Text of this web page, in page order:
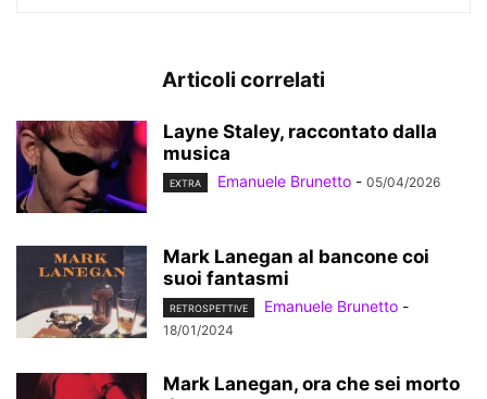
Articoli correlati
Layne Staley, raccontato dalla
musica
EXTRA Emanuele Brunetto - 05/04/2026
Mark Lanegan al bancone coi
suoi fantasmi
RETROSPETTIVE Emanuele Brunetto -
18/01/2024
Mark Lanegan, ora che sei morto